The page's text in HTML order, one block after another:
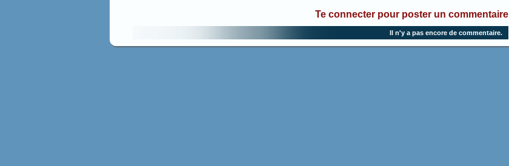
Te connecter pour poster un commentaire
Il n'y a pas encore de commentaire.